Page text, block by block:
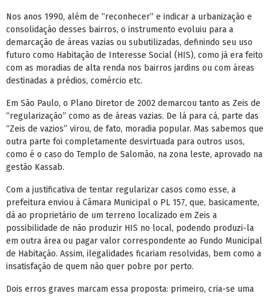
Nos anos 1990, além de “reconhecer” e indicar a urbanização e
consolidação desses bairros, o instrumento evoluiu para a
demarcação de áreas vazias ou subutilizadas, definindo seu uso
futuro como Habitação de Interesse Social (HIS), como já era feito
com as moradias de alta renda nos bairros jardins ou com áreas
destinadas a prédios, comércio etc.
Em São Paulo, o Plano Diretor de 2002 demarcou tanto as Zeis de
“regularização” como as de áreas vazias. De lá para cá, parte das
“Zeis de vazios” virou, de fato, moradia popular. Mas sabemos que
outra parte foi completamente desvirtuada para outros usos,
como é o caso do Templo de Salomão, na zona leste, aprovado na
gestão Kassab.
Com a justificativa de tentar regularizar casos como esse, a
prefeitura enviou à Câmara Municipal o PL 157, que, basicamente,
dá ao proprietário de um terreno localizado em Zeis a
possibilidade de não produzir HIS no local, podendo produzi-la
em outra área ou pagar valor correspondente ao Fundo Municipal
de Habitação. Assim, ilegalidades ficariam resolvidas, bem como a
insatisfação de quem não quer pobre por perto.
Dois erros graves marcam essa proposta: primeiro, cria-se uma